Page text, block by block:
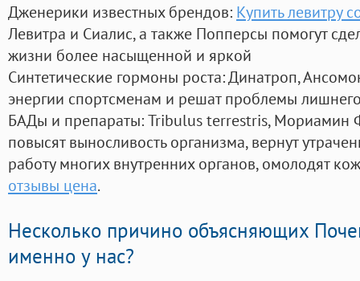
Дженерики известных брендов: Купить левитру
Левитра и Сиалис, а также Попперсы помогут
жизни более насыщенной и яркой
Синтетические гормоны роста: Динатроп,
энергии спортсменам и решат проблемы
БАДы и препараты:Tribulus terrestris, Мориамин
повысят выносливость организма, вернут
работу многих внутренних органов, омолодят
отзывы цена.
Несколько причино объясняющих
именно у нас?